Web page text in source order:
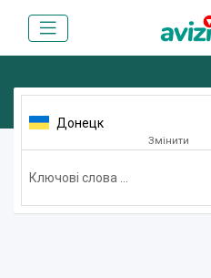
Донецк
Змінити